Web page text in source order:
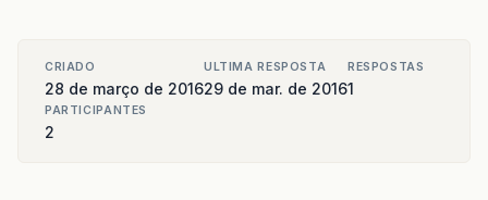
CRIADO
28 de março de 2016
ULTIMA RESPOSTA
29 de mar. de 2016
RESPOSTAS
1
PARTICIPANTES
2